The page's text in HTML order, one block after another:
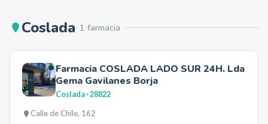
Coslada· 1 farmacia
Farmacia COSLADA LADO SUR 24H. Lda
Gema Gavilanes Borja
Coslada· 28822
Calle de Chile, 162